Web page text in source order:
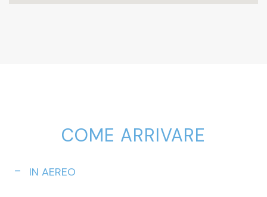
COME ARRIVARE
IN AEREO